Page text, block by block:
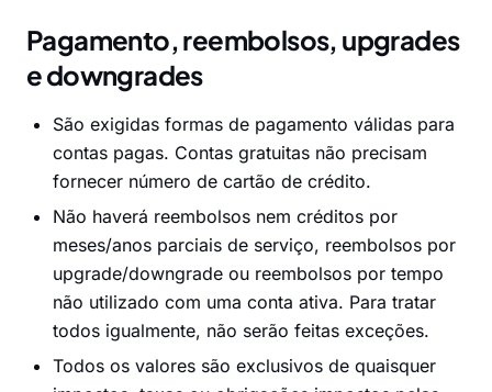
Pagamento, reembolsos, upgrades
e downgrades
São exigidas formas de pagamento válidas para
contas pagas. Contas gratuitas não precisam
fornecer número de cartão de crédito.
Não haverá reembolsos nem créditos por
meses/anos parciais de serviço, reembolsos por
upgrade/downgrade ou reembolsos por tempo
não utilizado com uma conta ativa. Para tratar
todos igualmente, não serão feitas exceções.
Todos os valores são exclusivos de quaisquer